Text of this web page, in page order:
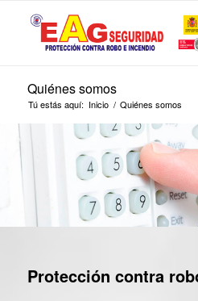
Quiénes somos
Tú estás aquí: Inicio / Quiénes somos
Protección contra